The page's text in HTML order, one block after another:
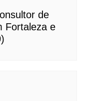
de
Fortaleza e